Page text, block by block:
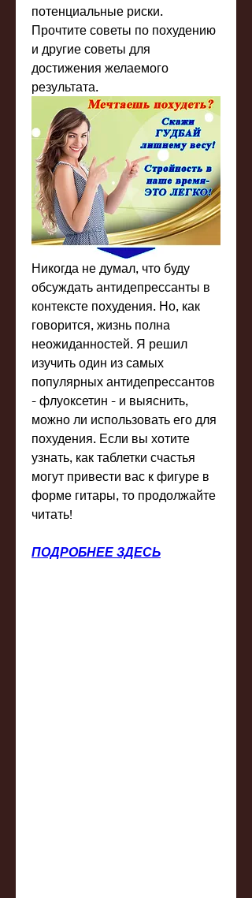
потенциальные риски.
Прочтите советы по похудению
и другие советы для
достижения желаемого
результата.
Никогда не думал, что буду
обсуждать антидепрессанты в
контексте похудения. Но, как
говорится, жизнь полна
неожиданностей. Я решил
изучить один из самых
популярных антидепрессантов
- флуоксетин - и выяснить,
можно ли использовать его для
похудения. Если вы хотите
узнать, как таблетки счастья
могут привести вас к фигуре в
форме гитары, то продолжайте
читать!
ПОДРОБНЕЕ ЗДЕСЬ